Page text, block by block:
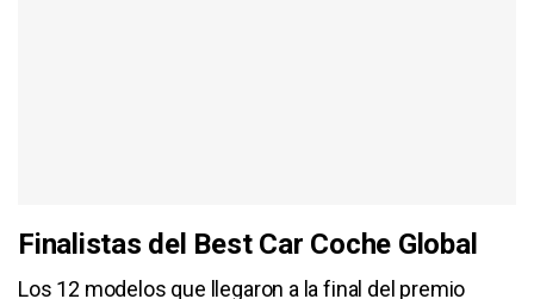
Finalistas del Best Car Coche Global
Los 12 modelos que llegaron a la final del premio